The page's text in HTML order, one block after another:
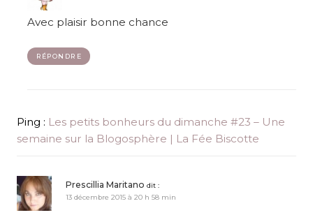
Avec plaisir bonne chance
RÉPONDRE
Ping : Les petits bonheurs du dimanche #23 – Une
semaine sur la Blogosphère | La Fée Biscotte
Prescillia Maritano dit :
13 décembre 2015 à 20 h 58 min